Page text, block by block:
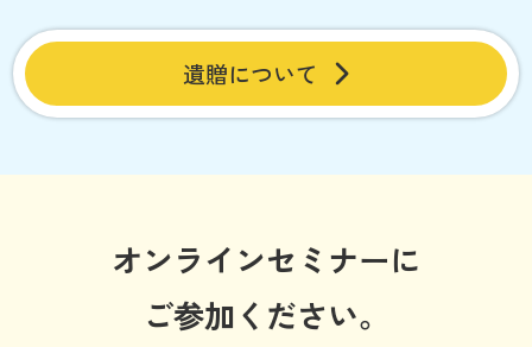
遺贈について
オンラインセミナーに
ご参加ください。